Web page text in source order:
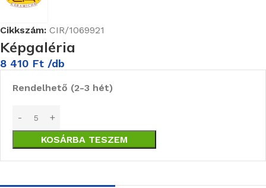
Cikkszám: CIR/1069921
Képgaléria
8 410 Ft /db
Rendelhető (2-3 hét)
KOSÁRBA TESZEM